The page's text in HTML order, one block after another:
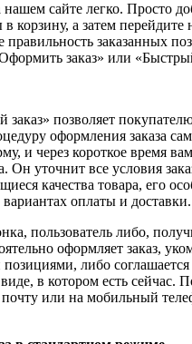
сайте легко. Просто
корзину, а затем перейдите
правильность заказанных
заказ» или
позволяет
оформления заказа
и через короткое время
Он уточнит все условия
качества товара, его
оплаты и доставки.
пользователь либо,
оформляет заказ,
либо соглашается
в котором есть сейчас.
или на мобильный